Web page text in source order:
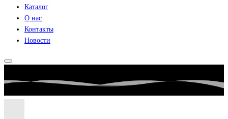
Каталог
О нас
Контакты
Новости